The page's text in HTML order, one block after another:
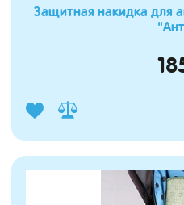
Защитная накидка для